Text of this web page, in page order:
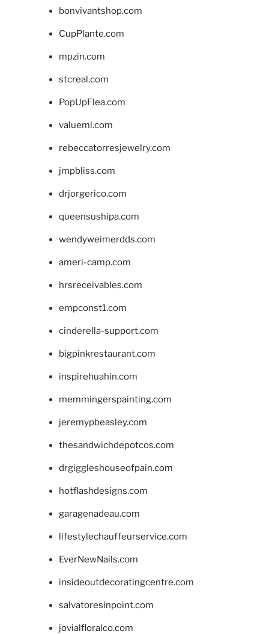
bonvivantshop.com
CupPlante.com
mpzin.com
stcreal.com
PopUpFlea.com
valueml.com
rebeccatorresjewelry.com
jmpbliss.com
drjorgerico.com
queensushipa.com
wendyweimerdds.com
ameri-camp.com
hrsreceivables.com
empconst1.com
cinderella-support.com
bigpinkrestaurant.com
inspirehuahin.com
memmingerspainting.com
jeremypbeasley.com
thesandwichdepotcos.com
drgiggleshouseofpain.com
hotflashdesigns.com
garagenadeau.com
lifestylechauffeurservice.com
EverNewNails.com
insideoutdecoratingcentre.com
salvatoresinpoint.com
jovialfloralco.com